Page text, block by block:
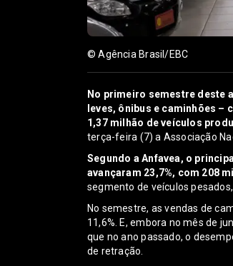
© Agência Brasil/EBC
No primeiro semestre deste
leves, ônibus e caminhões –
1,37 milhão de veículos
terça-feira (7) a Associação
Segundo a Anfavea, o
avançaram 23,7%, com 208
segmento de veículos
No semestre, as vendas de
11,6%. E, embora no mês de
que no ano passado, o
de retração.